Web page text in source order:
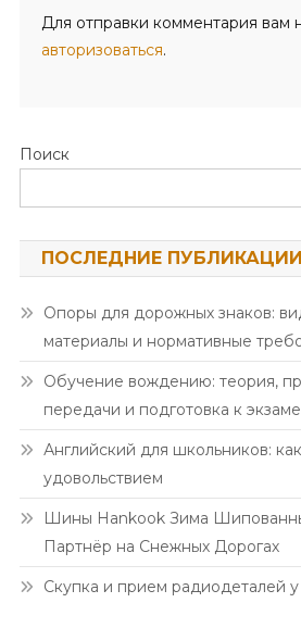
Для отправки комментария вам
авторизоваться.
Поиск
ПОСЛЕДНИЕ ПУБЛИКАЦИИ
Опоры для дорожных знаков:
материалы и нормативные
Обучение вождению: теория,
передачи и подготовка к
Английский для школьников:
удовольствием
Шины Hankook Зима
Партнёр на Снежных Дорогах
Скупка и прием радиодеталей